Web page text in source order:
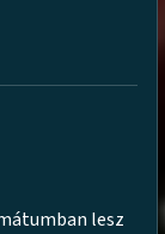
lesz